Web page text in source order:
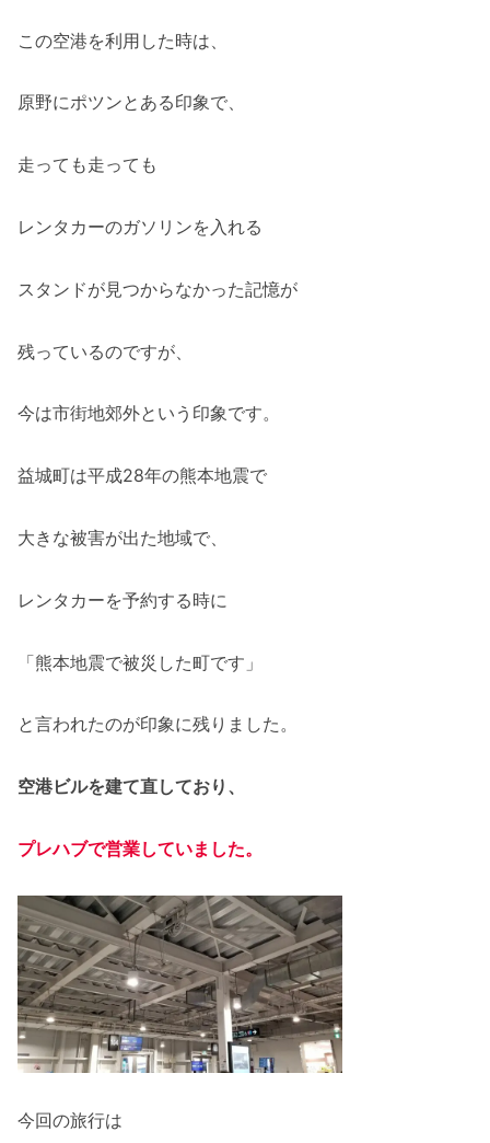
この空港を利用した時は、
原野にポツンとある印象で、
走っても走っても
レンタカーのガソリンを入れる
スタンドが見つからなかった記憶が
残っているのですが、
今は市街地郊外という印象です。
益城町は平成28年の熊本地震で
大きな被害が出た地域で、
レンタカーを予約する時に
「熊本地震で被災した町です」
と言われたのが印象に残りました。
空港ビルを建て直しており、
プレハブで営業していま した。
今回の旅行は